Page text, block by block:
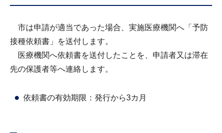
市は申請が適当であった場合、実施医療機関へ「予防
接種依頼書」を送付します。
医療機関へ依頼書を送付したことを、申請者又は滞在
先の保護者等へ連絡します。
依頼書の有効期限：発行から3カ月